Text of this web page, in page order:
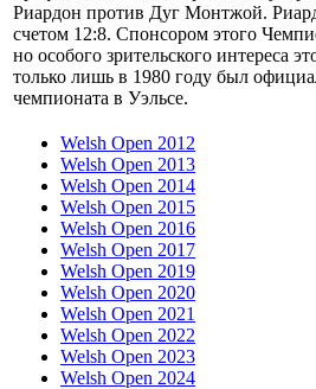
Риардон против Дуг Монтжой.
счетом 12:8. Спонсором этого
но особого зрительского интереса
только лишь в 1980 году был
чемпионата в Уэльсе.
Welsh Open 2012
Welsh Open 2013
Welsh Open 2014
Welsh Open 2015
Welsh Open 2016
Welsh Open 2017
Welsh Open 2019
Welsh Open 2020
Welsh Open 2021
Welsh Open 2022
Welsh Open 2023
Welsh Open 2024